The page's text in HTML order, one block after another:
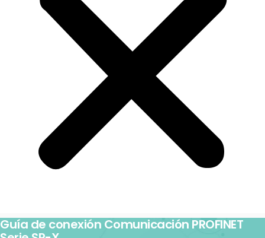
Guía de conexión Comunicación PROFINET